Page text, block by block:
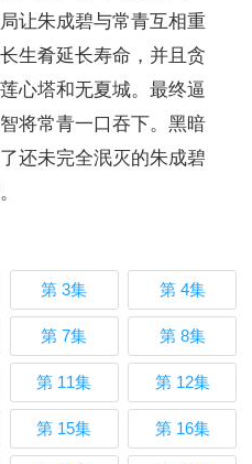
让朱成碧与常青互相重
生肴延长寿命，并且贪
心塔和无夏城。最终逼
将常青一口吞下。黑暗
还未完全泯灭的朱成碧
第 3集 第 4集
第 7集 第 8集
第 11集 第 12集
第 15集 第 16集